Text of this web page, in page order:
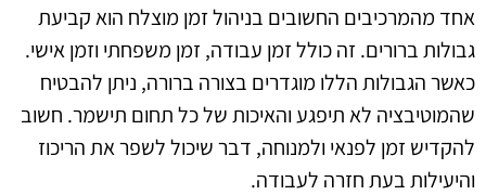
אחד מהמרכיבים החשובים בניהול זמן מוצלח הוא קביעת
גבולות ברורים. זה כולל זמן עבודה, זמן משפחתי וזמן אישי.
כאשר הגבולות הללו מוגדרים בצורה ברורה, ניתן להבטיח
שהמוטיבציה לא תיפגע והאיכות של כל תחום תישמר. חשוב
להקדיש זמן לפנאי ולמנוחה, דבר שיכול לשפר את הריכוז
והיעילות בעת חזרה לעבודה.